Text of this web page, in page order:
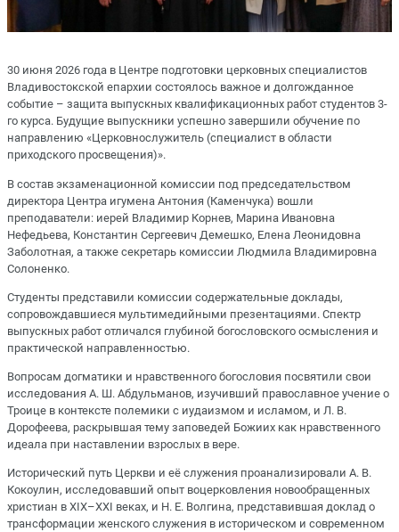
30 июня 2026 года в Центре подготовки церковных специалистов
Владивостокской епархии состоялось важное и долгожданное
событие – защита выпускных квалификационных работ студентов 3-
го курса. Будущие выпускники успешно завершили обучение по
направлению «Церковнослужитель (специалист в области
приходского просвещения)».
В состав экзаменационной комиссии под председательством
директора Центра игумена Антония (Каменчука) вошли
преподаватели: иерей Владимир Корнев, Марина Ивановна
Нефедьева, Константин Сергеевич Демешко, Елена Леонидовна
Заболотная, а также секретарь комиссии Людмила Владимировна
Солоненко.
Студенты представили комиссии содержательные доклады,
сопровождавшиеся мультимедийными презентациями. Спектр
выпускных работ отличался глубиной богословского осмысления и
практической направленностью.
Вопросам догматики и нравственного богословия посвятили свои
исследования А. Ш. Абдульманов, изучивший православное учение о
Троице в контексте полемики с иудаизмом и исламом, и Л. В.
Дорофеева, раскрывшая тему заповедей Божиих как нравственного
идеала при наставлении взрослых в вере.
Исторический путь Церкви и её служения проанализировали А. В.
Кокоулин, исследовавший опыт воцерковления новообращенных
христиан в XIX–XXI веках, и Н. Е. Волгина, представившая доклад о
трансформации женского служения в историческом и современном